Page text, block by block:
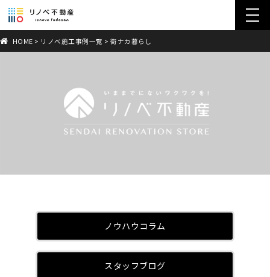
HOME > リノベ施工事例一覧 >街ナカ暮らし
ノウハウコラム
スタッフブログ